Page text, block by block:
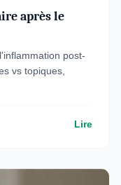
après le
post-
vs topiques,
Lire